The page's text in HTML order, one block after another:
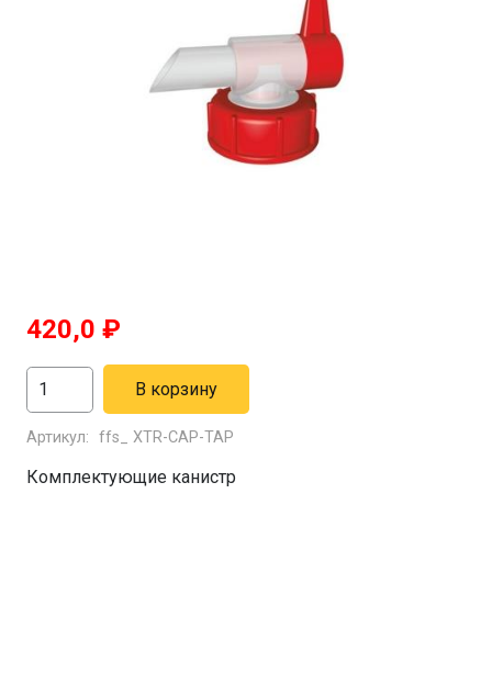
420,0 ₽
Количество
товара
Крышка-
кран
В корзину
Артикул: ffs_ XTR-CAP-TAP
Комплектующие канистр